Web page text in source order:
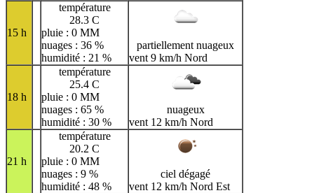
15 h
température
28.3 C
pluie : 0 MM
nuages : 36 %
humidité : 21 %
partiellement nuageux
vent 9 km/h Nord
18 h
température
25.4 C
pluie : 0 MM
nuages : 65 %
humidité : 30 %
nuageux
vent 12 km/h Nord
21 h
température
20.2 C
pluie : 0 MM
nuages : 9 %
humidité : 48 %
ciel dégagé
vent 12 km/h Nord Est